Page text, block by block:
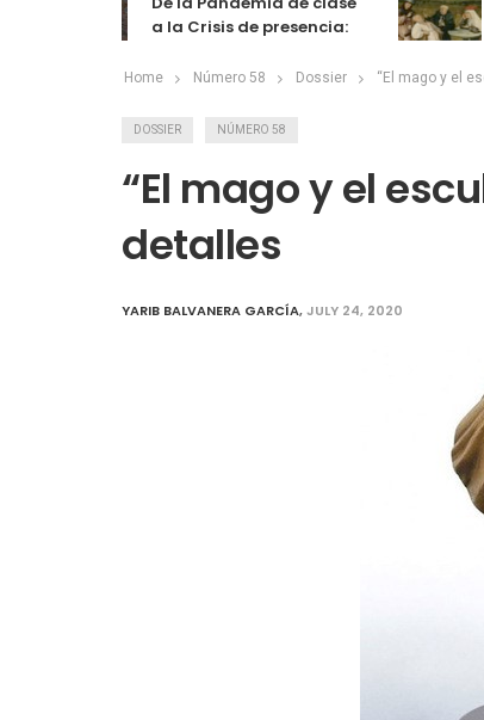
a la Crisis de presencia:
entretenimiento
Home Número 58 Dossier “El mago y el
DOSSIER NÚMERO 58
“El mago y el
detalles
YARIB BALVANERA GARCÍA,JULY 24, 2020